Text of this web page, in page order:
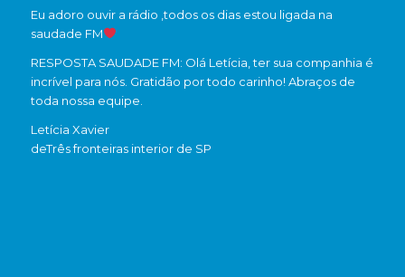
Eu adoro ouvir a rádio ,todos os dias estou ligada na
saudade FM
RESPOSTA SAUDADE FM: Olá Letícia, ter sua companhia é
incrível para nós. Gratidão por todo carinho! Abraços de
toda nossa equipe.
Letícia Xavier
deTrês fronteiras interior de SP